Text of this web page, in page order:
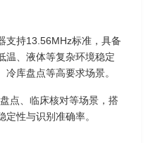
支持13.56MHz标准，具备
温、液体等复杂环境稳定
库盘点等高要求场景。
点、临床核对等场景，搭
性与识别准确率。